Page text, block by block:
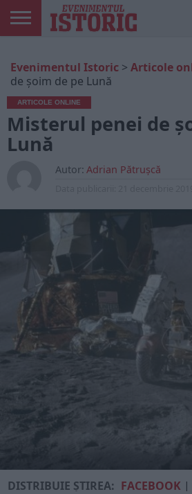
ONLINE
EDIȚII
TIPĂRITE
ISTORIC
PLAY
CONTUL
MEU
Evenimentul Istoric > Articole
de șoim de pe Lună
ARTICOLE ONLINE
Misterul penei de
Lună
Autor: Adrian Pătrușcă
DISTRIBUIE ȘTIREA: FACEBOOK